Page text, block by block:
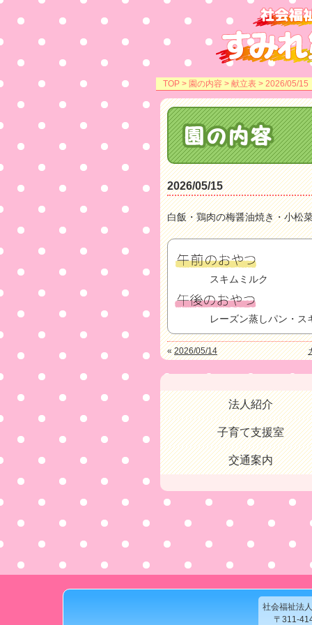
TOP > 園の内容 > 献立表 > 2026/05/15
2026/05/15
白飯・鶏肉の梅醤油焼き・小松
スキムミルク
レーズン蒸しパン・ス
«2026/05/14
法人紹介
子育て支援室
交通案内
社会福祉法
〒311-